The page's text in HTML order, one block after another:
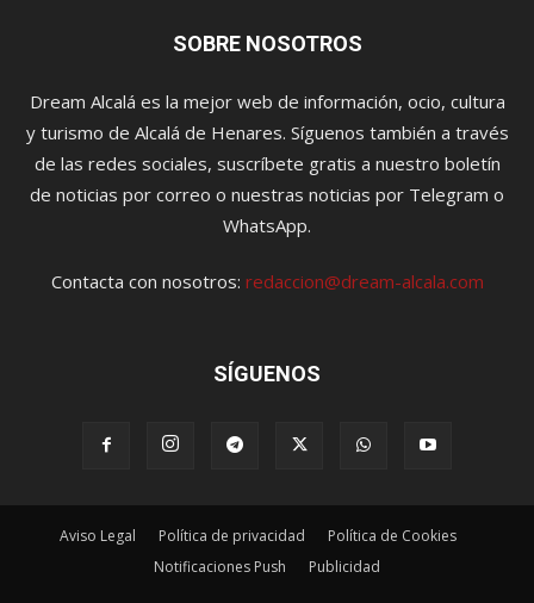
SOBRE NOSOTROS
Dream Alcalá es la mejor web de información, ocio, cultura
y turismo de Alcalá de Henares. Síguenos también a través
de las redes sociales, suscríbete gratis a nuestro boletín
de noticias por correo o nuestras noticias por Telegram o
WhatsApp.
Contacta con nosotros: redaccion@dream-alcala.com
SÍGUENOS
Aviso Legal Política de privacidad
Política de Cookies
Notificaciones Push
Publicidad